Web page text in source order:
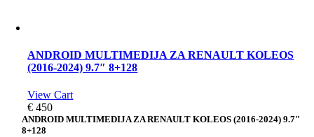
ANDROID MULTIMEDIJA ZA RENAULT KOLEOS
(2016-2024) 9.7″ 8+128
View Cart
€ 450
ANDROID MULTIMEDIJA ZA RENAULT KOLEOS (2016-2024) 9.7″
8+128